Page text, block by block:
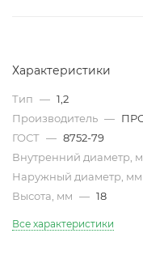
Характеристики
Тип — 1,2
Производитель —
ГОСТ — 8752-79
Внутренний диаметр,
Наружный диаметр, мм
Высота, мм — 18
Все характеристики